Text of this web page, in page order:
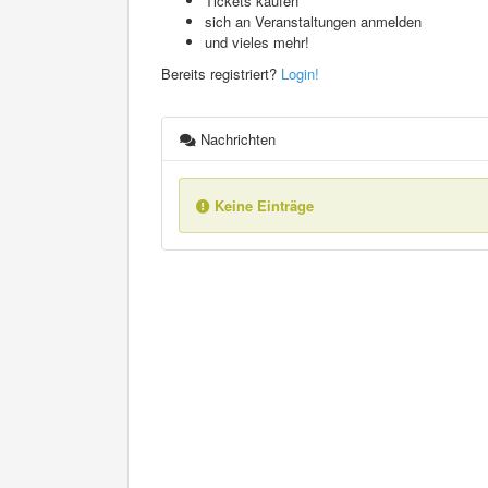
sich an Veranstaltungen anmelden
und vieles mehr!
Bereits registriert? Login!
Nachrichten
Keine Einträge